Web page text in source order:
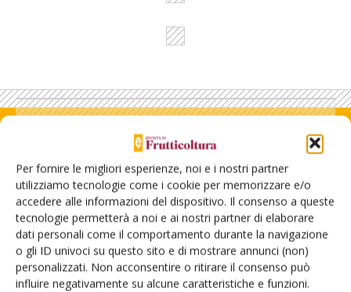
Per fornire le migliori esperienze, noi e i nostri partner
utilizziamo tecnologie come i cookie per memorizzare e/o
accedere alle informazioni del dispositivo. Il consenso a queste
tecnologie permetterà a noi e ai nostri partner di elaborare
dati personali come il comportamento durante la navigazione
o gli ID univoci su questo sito e di mostrare annunci (non)
personalizzati. Non acconsentire o ritirare il consenso può
influire negativamente su alcune caratteristiche e funzioni.
Rimani aggiornato sul mondo
dell’agricoltura
Iscriviti alle nostre newsletter